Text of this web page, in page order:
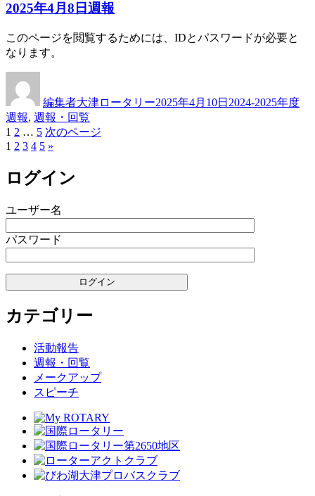
2025年4月8日週報
このページを閲覧するためには、IDとパスワードが必要と
なります。
者
編集者大津ロータリー日:
2025年4月10日ゴ
2024-2025年度
週報, 週報・回覧
投
の
ペ
ジ
送
り
固
定
ー
1 固
定
ー
2 … 固
定
ー
5 次のページ
1 2 3 4 5 »
ログイン
ユーザー名
パスワード
カテゴリー
活動報告
週報・回覧
メークアップ
スピーチ